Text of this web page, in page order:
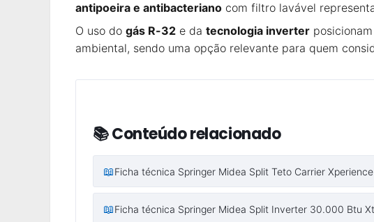
antipoeira e antibacteriano com filtro lavável
O uso do gás R-32 e da tecnologia inverter
ambiental, sendo uma opção relevante para quem
📚 Conteúdo relacionado
📖Ficha técnica Springer Midea Split Teto Carrier
📖Ficha técnica Springer Midea Split Inverter 30.000 Btu